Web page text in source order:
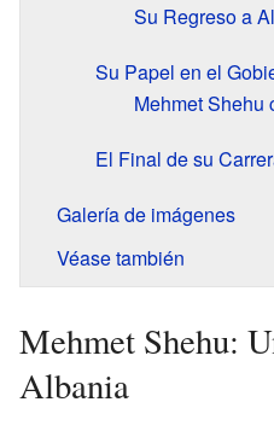
Su Regreso a
Su Papel en el
Mehmet Shehu
El Final de su
Galería de imágenes
Véase también
Mehmet Shehu:
Albania